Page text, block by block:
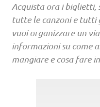
Acquista ora i biglietti,
tutte le canzoni e tutti
vuoi organizzare un
informazioni su come
mangiare e cosa fare